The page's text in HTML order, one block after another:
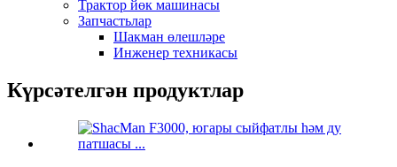
Трактор йөк машинасы
Запчастьлар
Шакман өлешләре
Инженер техникасы
Күрсәтелгән продуктлар